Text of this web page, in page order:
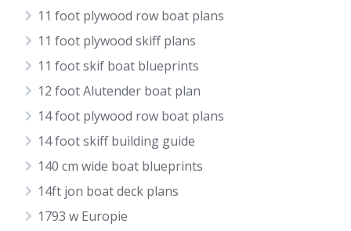
11 foot plywood row boat plans
11 foot plywood skiff plans
11 foot skif boat blueprints
12 foot Alutender boat plan
14 foot plywood row boat plans
14 foot skiff building guide
140 cm wide boat blueprints
14ft jon boat deck plans
1793 w Europie